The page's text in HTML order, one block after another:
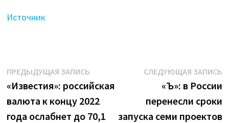
Источник
Навигация
по
записям
ПРЕДЫДУЩАЯ ЗАПИСЬПредыдущая
запись:
«Известия»: российская
валюта к концу 2022
года ослабнет до 70,1
СЛЕДУЮЩАЯ ЗАПИСЬ
«Ъ»: в России
перенесли сроки
запуска семи проектов